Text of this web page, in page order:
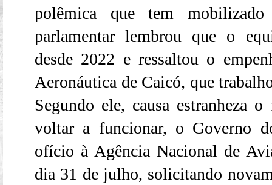
polêmica que tem
parlamentar lembrou que o
desde 2022 e ressaltou o
Aeronáutica de Caicó, que
Segundo ele, causa estranheza
voltar a funcionar, o Governo
ofício à Agência Nacional de
dia 31 de julho, solicitando